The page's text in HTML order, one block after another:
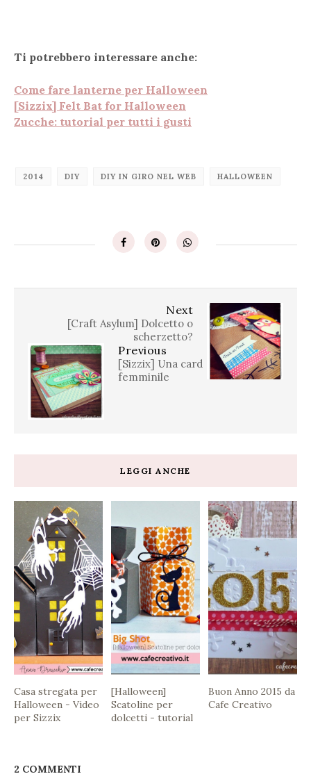
Ti potrebbero interessare anche:
Come fare lanterne per Halloween
[Sizzix] Felt Bat for Halloween
Zucche: tutorial per tutti i gusti
2014 DIY DIY IN GIRO NEL WEB HALLOWEEN
Next
[Craft Asylum] Dolcetto o
scherzetto?
Previous
[Sizzix] Una card
femminile
LEGGI ANCHE
Casa stregata per
Halloween - Video
per Sizzix
[Halloween]
Scatoline per
dolcetti - tutorial
Buon Anno 2015 da
Cafe Creativo
2 COMMENTI